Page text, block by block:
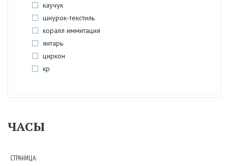
каучук
шнурок-текстиль
коралл иммитация
янтарь
циркон
кр
ЧАСЫ
СТРАНИЦА: